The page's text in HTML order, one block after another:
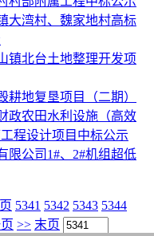
大湾村、魏家地村高标
镇北台土地整理开发项
耕地复垦项目（二期）
政农田水利设施（高效
程设计项目中标公示
限公司1#、2#机组超低
5341 5342 5343 5344
>> 末页